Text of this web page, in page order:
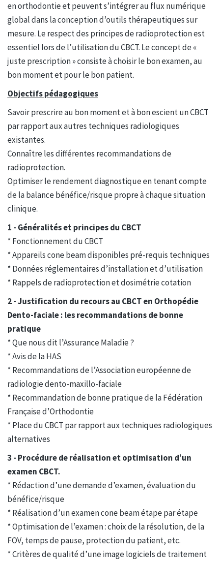
en orthodontie et peuvent s’intégrer au flux numérique
global dans la conception d’outils thérapeutiques sur
mesure. Le respect des principes de radioprotection est
essentiel lors de l’utilisation du CBCT. Le concept de «
juste prescription » consiste à choisir le bon examen, au
bon moment et pour le bon patient.
Objectifs pédagogiques
Savoir prescrire au bon moment et à bon escient un CBCT
par rapport aux autres techniques radiologiques
existantes.
Connaître les différentes recommandations de
radioprotection.
Optimiser le rendement diagnostique en tenant compte
de la balance bénéfice/risque propre à chaque situation
clinique.
1 - Généralités et principes du CBCT
* Fonctionnement du CBCT
* Appareils cone beam disponibles pré-requis techniques
* Données réglementaires d’installation et d’utilisation
* Rappels de radioprotection et dosimétrie cotation
2 - Justification du recours au CBCT en Orthopédie
Dento-faciale : les recommandations de bonne
pratique
* Que nous dit l’Assurance Maladie ?
* Avis de la HAS
* Recommandations de l’Association européenne de
radiologie dento-maxillo-faciale
* Recommandation de bonne pratique de la Fédération
Française d’Orthodontie
* Place du CBCT par rapport aux techniques radiologiques
alternatives
3 - Procédure de réalisation et optimisation d’un
examen CBCT.
* Rédaction d’une demande d’examen, évaluation du
bénéfice/risque
* Réalisation d’un examen cone beam étape par étape
* Optimisation de l’examen : choix de la résolution, de la
FOV, temps de pause, protection du patient, etc.
* Critères de qualité d’une image logiciels de traitement